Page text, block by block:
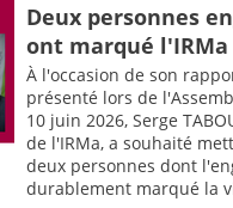
Deux personnes
ont marqué l'IRMa
À l'occasion de son
présenté lors de
10 juin 2026, Serge
de l'IRMa, a souhaité
deux personnes dont
durablement marqué la